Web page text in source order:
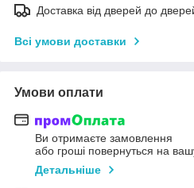
Доставка від дверей до
Всі умови доставки
Умови оплати
Ви отримаєте замовлення
або гроші повернуться на
Детальніше